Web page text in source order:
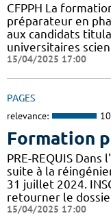
CFPPH La
préparateur en
aux candidats
universitaires
15/04/2025 17:00
PAGES
relevance:
Formation
PRE-REQUIS
suite à la
31 juillet 2024.
retourner le
15/04/2025 17:00